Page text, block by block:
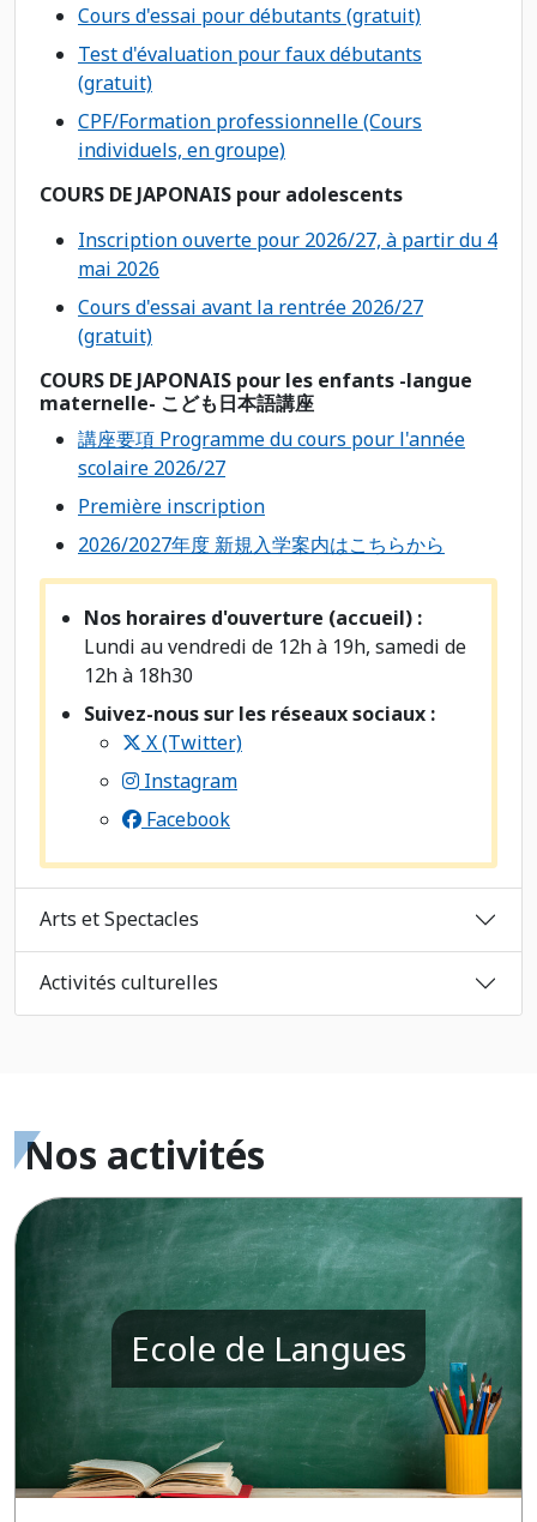
Cours d'essai pour débutants (gratuit)
Test d'évaluation pour faux débutants
(gratuit)
CPF/Formation professionnelle (Cours
individuels, en groupe)
COURS DE JAPONAIS pour adolescents
Inscription ouverte pour 2026/27, à partir du 4
mai 2026
Cours d'essai avant la rentrée 2026/27
(gratuit)
COURS DE JAPONAIS pour les enfants -langue
maternelle- こども日本語講座
講座要項 Programme du cours pour l'année
scolaire 2026/27
Première inscription
2026/2027年度 新規入学案内はこちらから
Nos horaires d'ouverture (accueil) :
Lundi au vendredi de 12h à 19h, samedi de
12h à 18h30
Suivez-nous sur les réseaux sociaux :
X (Twitter)
Instagram
Facebook
Arts et Spectacles
Activités culturelles
Nos activités
Ecole de Langues